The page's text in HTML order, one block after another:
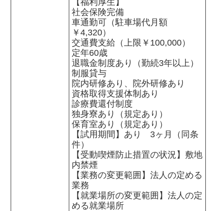
社会保険完備
車通勤可（駐車場代月額
￥4,320）
交通費支給（上限￥100,000）
定年60歳
退職金制度あり（勤続3年以上）
制服貸与
院内研修あり、院外研修あり
資格取得支援体制あり
診療費還付制度
独身寮あり（規定あり）
保育室あり（規定あり）
【試用期間】あり　3ヶ月（同条
件）
【受動喫煙防止措置の状況】敷地
内禁煙
【業務の変更範囲】法人の定める
業務
【就業場所の変更範囲】法人の定
める就業場所